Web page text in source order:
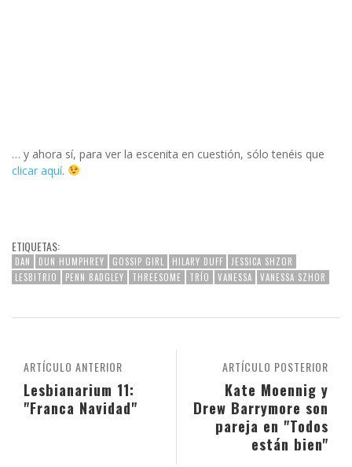
… y ahora sí, para ver la escenita en cuestión, sólo tenéis que
clicar aquí.
ETIQUETAS:
DAN DUN HUMPHREY GOSSIP GIRL HILARY DUFF
JESSICA SHZOR
LESBITRIO
PENN BADGLEY THREESOME TRÍO VANESSA VANESSA SZHOR
ARTÍCULO POSTERIOR
Kate Moennig y
Drew Barrymore son
pareja en "Todos
están bien"
ARTÍCULO ANTERIOR
Lesbianarium 11:
"Franca Navidad"